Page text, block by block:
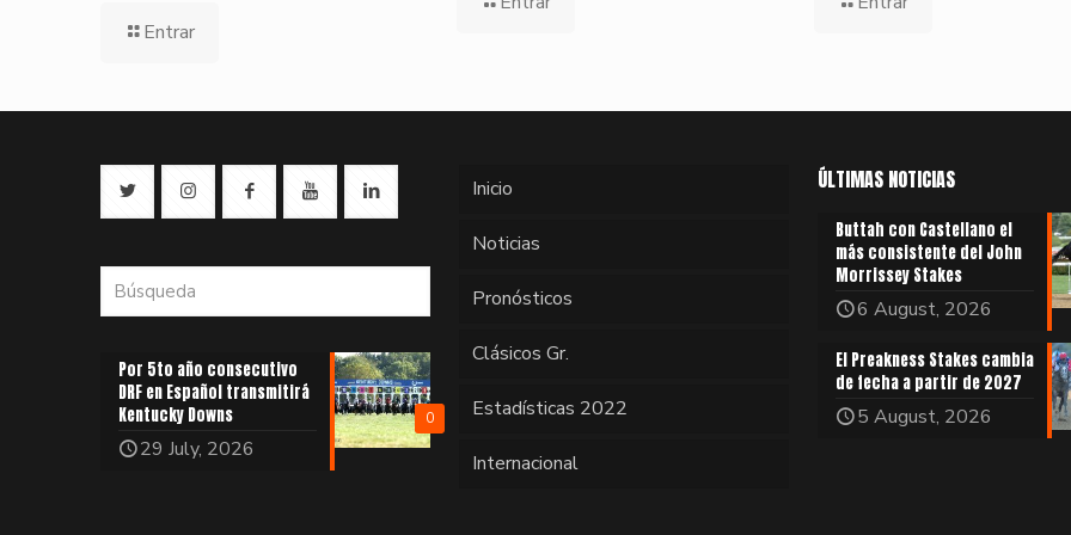
Entrar
0
Por 5to año consecutivo
DRF en Español transmitirá
Kentucky Downs
29 July, 2026
Inicio
Noticias
Pronósticos
Clásicos Gr.
Estadísticas 2022
Internacional
ÚLTIMAS NOTICIAS
Buttah con Castellano el
más consistente del John
Morrissey Stakes
6 August, 2026
El Preakness Stakes cambia
de fecha a partir de 2027
5 August, 2026